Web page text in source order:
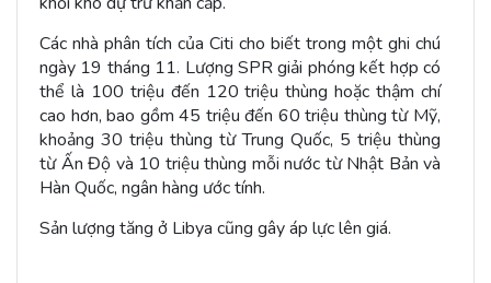
Các nhà phân tích của Citi cho biết trong một ghi chú
ngày 19 tháng 11. Lượng SPR giải phóng kết hợp có
thể là 100 triệu đến 120 triệu thùng hoặc thậm chí
cao hơn, bao gồm 45 triệu đến 60 triệu thùng từ Mỹ,
khoảng 30 triệu thùng từ Trung Quốc, 5 triệu thùng
từ Ấn Độ và 10 triệu thùng mỗi nước từ Nhật Bản và
Hàn Quốc, ngân hàng ước tính.
Sản lượng tăng ở Libya cũng gây áp lực lên giá.